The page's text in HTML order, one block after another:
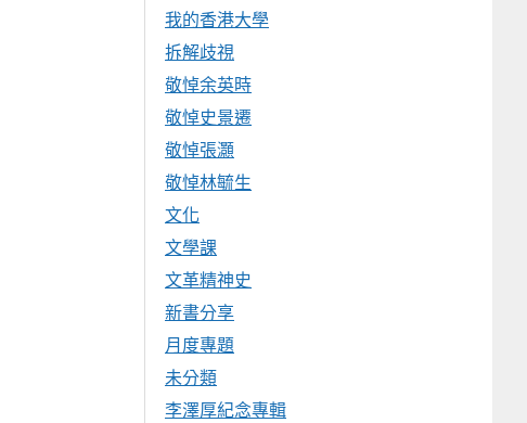
我的香港大學
拆解歧視
敬悼余英時
敬悼史景遷
敬悼張灝
敬悼林毓生
文化
文學課
文革精神史
新書分享
月度專題
未分類
李澤厚紀念專輯